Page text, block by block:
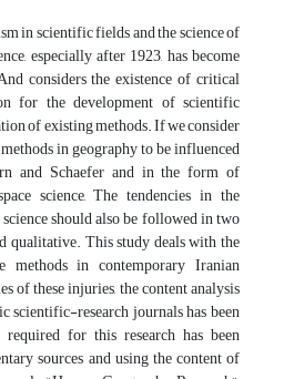
in scientific fields and the science of
especially after 1923, has become
considers the existence of critical
for the development of scientific
of existing methods. If we consider
in geography to be influenced
and Schaefer and in the form of
science, The tendencies in the
should also be followed in two
qualitative. This study deals with the
methods in contemporary Iranian
of these injuries, the content analysis
scientific-research journals has been
for this research has been
sources and using the content of